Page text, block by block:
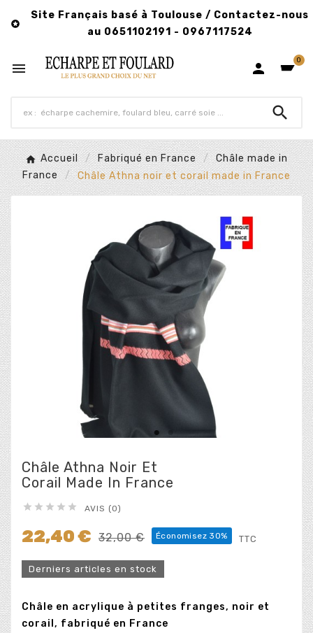

Site Français basé à Toulouse / Contactez-nous
au 0651102191 - 0967117524
  0

Accueil Fabriqué en France
Châle made in
France
Châle Athna noir et corail made in France
Châle Athna Noir Et
Corail Made In France
     AVIS (0)
22,40 € 32,00 € Économisez 30% TTC
Derniers articles en stock
Châle en acrylique à petites franges, noir et
corail, fabriqué en France